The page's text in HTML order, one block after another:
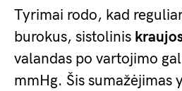
Tyrimai rodo, kad
burokus, sistolinis
valandas po vartojimo
mmHg. Šis sumažėjimas